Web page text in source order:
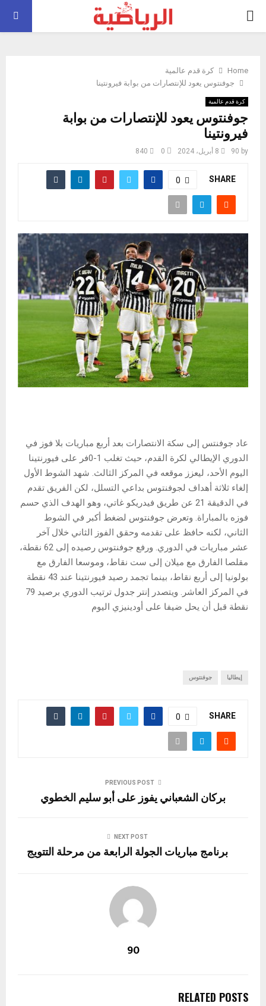
PRIMARY
Home
كرة قدم عالمية
جوفنتوس يعود للإنتصارات من بوابة فيرونتينا
كرة قدم عالمية
جوفنتوس يعود للإنتصارات من بوابة
فيرونتينا
by
90 8 أبريل، 2024 0
840
SHARE
0
عاد جوفنتس إلى سكة الانتصارات بعد أربع مباريات بلا فوز في
الدوري الإيطالي لكرة القدم، حيث تغلب 1-0فر على فيورنتينا
اليوم الأحد، ليعزز موقعه في المركز الثالث. شهد الشوط الأول
إلغاء ثلاثة أهداف لجوفنتوس بداعي التسلل، لكن الفريق تقدم
في الدقيقة 21 عن طريق فيدريكو غاتي، وهو الهدف الذي حسم
فوزه بالمباراة. وتعرض جوفنتوس لضغط أكبر في الشوط
الثاني، لكنه حافظ على تقدمه وحقق الفوز الثاني خلال آخر
عشر مباريات في الدوري. ورفع جوفنتوس رصيده إلى 62 نقطة،
مقلصا الفارق مع ميلان إلى ست نقاط، وموسعا الفارق مع
بولونيا إلى أربع نقاط، بينما تجمد رصيد فيورنتينا عند 43 نقطة
في المركز العاشر. ويتصدر إنتر جدول ترتيب الدوري برصيد 79
نقطة قبل أن يحل ضيفا على أودينيزي اليوم
إيطاليا جوفنتوس
SHARE
0
PREVIOUS POST
بركان الشعباني يفوز على أبو سليم الخطوي
NEXT POST
برنامج مباريات الجولة الرابعة من مرحلة التتويج
90
RELATED POSTS